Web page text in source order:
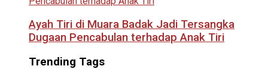
Ayah Tiri di Muara Badak Jadi Tersangka
Dugaan Pencabulan terhadap Anak Tiri
Trending Tags